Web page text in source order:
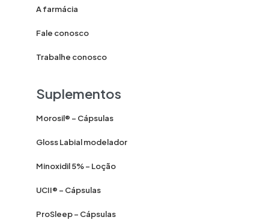
A farmácia
Fale conosco
Trabalhe conosco
Suplementos
Morosil® – Cápsulas
Gloss Labial modelador
Minoxidil 5% – Loção
UCII® – Cápsulas
ProSleep – Cápsulas